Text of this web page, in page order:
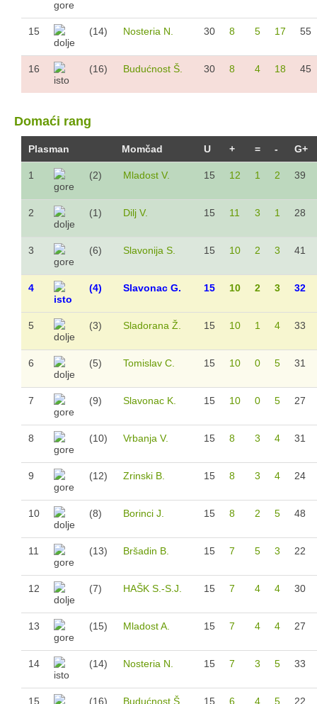
Sezona 2016/17.
Sezona 2015/16.
Sezona 2024/25.
Sezona 2025/26.
Sezona 2022/23.
Sezona 2021/22.
Sezona 2020/21.
Sezona 2019/20.
Sezona 2018/19.
Sezona 2016/17.
Sezona 2015/16.
Veterani
Sezona 2025/26.
Sezona 2024/25.
Sezona 2023/24.
Sezona 2022/23.
Sezona 2021/22.
Sezona 2020/21.
Sezona 2019/20.
Sezona 2018/19.
Sezona 2017/18.
Sezona 2016/17.
Sezona 2015/16.
Sezona 2014/15.
Sezona 2013/14.
Sezona 2012/13.
Login
15 (14) Nosteria N. 30 8 5 17 55
16 (16) Budućnost Š. 30 8 4 18 45
Domaći rang
Plasman Momčad U + = - G+
1 (2) Mladost V. 15 12 1 2 39
2 (1) Dilj V. 15 11 3 1 28
3 (6) Slavonija S. 15 10 2 3 41
4 (4) Slavonac G. 15 10 2 3 32
5 (3) Sladorana Ž. 15 10 1 4 33
6 (5) Tomislav C. 15 10 0 5 31
7 (9) Slavonac K. 15 10 0 5 27
8 (10) Vrbanja V. 15 8 3 4 31
9 (12) Zrinski B. 15 8 3 4 24
10 (8) Borinci J. 15 8 2 5 48
11 (13) Bršadin B. 15 7 5 3 22
12 (7) HAŠK S.-S.J. 15 7 4 4 30
13 (15) Mladost A. 15 7 4 4 27
14 (14) Nosteria N. 15 7 3 5 33
15 (16) Budućnost Š. 15 6 4 5 22